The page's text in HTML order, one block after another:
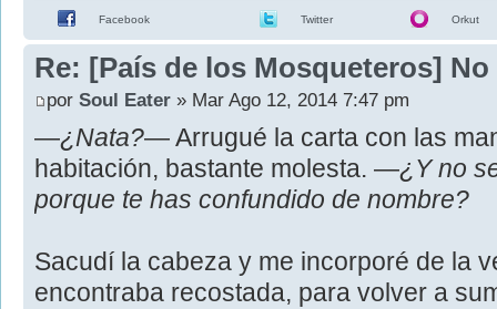
Facebook Twitter Orkut
Re: [País de los Mosqueteros]
por Soul Eater » Mar Ago 12, 2014 7:47 pm
―¿Nata?― Arrugué la carta con las
habitación, bastante molesta. ―¿Y no
porque te has confundido de nombre?
Sacudí la cabeza y me incorporé de la
encontraba recostada, para volver a